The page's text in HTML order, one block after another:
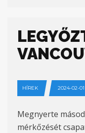
HÍREK 2024-02-01
Megnyerte
mérkőzését